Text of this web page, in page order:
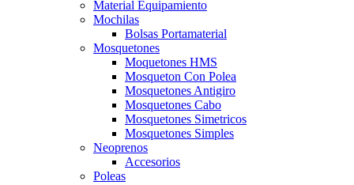
Material Equipamiento
Mochilas
Bolsas Portamaterial
Mosquetones
Moquetones HMS
Mosqueton Con Polea
Mosquetones Antigiro
Mosquetones Cabo
Mosquetones Simetricos
Mosquetones Simples
Neoprenos
Accesorios
Poleas